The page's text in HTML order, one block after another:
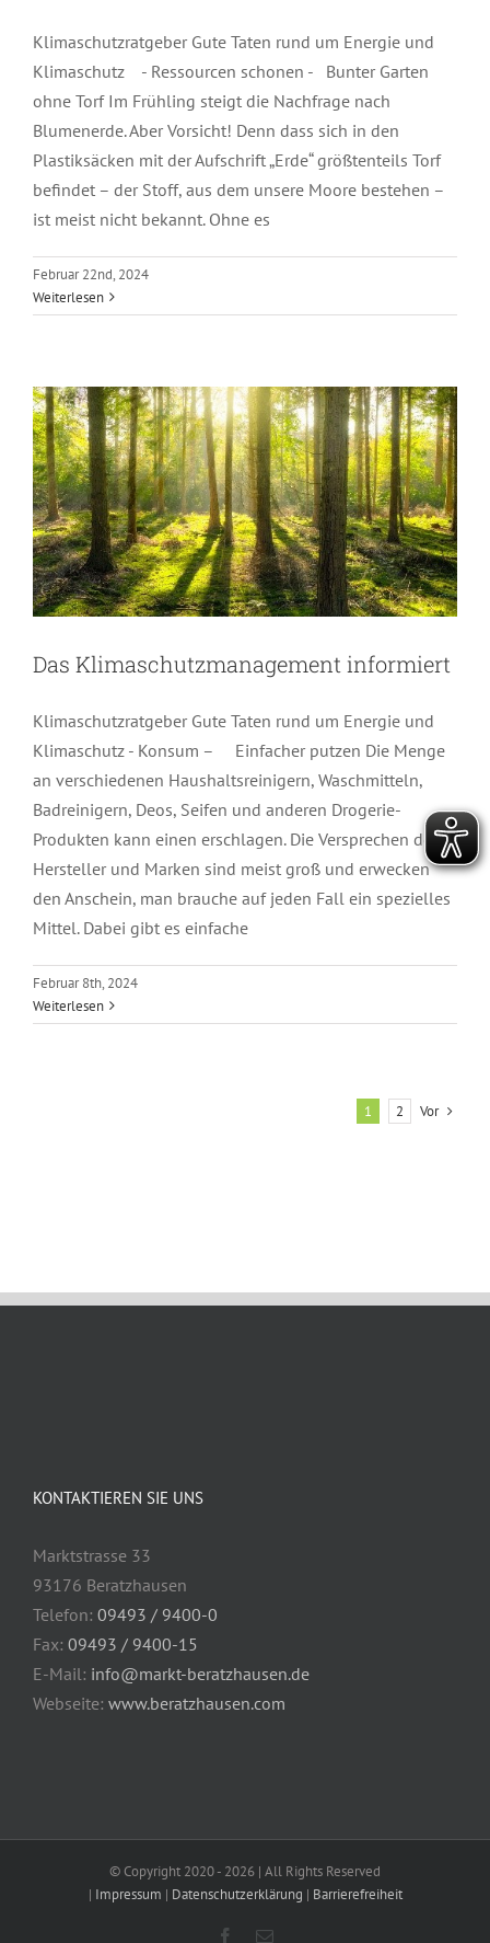
Klimaschutzratgeber Gute Taten rund um Energie und
Klimaschutz - Ressourcen schonen - Bunter Garten
ohne Torf Im Frühling steigt die Nachfrage nach
Blumenerde. Aber Vorsicht! Denn dass sich in den
Plastiksäcken mit der Aufschrift „Erde“ größtenteils Torf
befindet – der Stoff, aus dem unsere Moore bestehen –
ist meist nicht bekannt. Ohne es
Februar 22nd, 2024
Weiterlesen
Das Klimaschutzmanagement
Das Klimaschutzmanagement informiert
Klimaschutzratgeber Gute Taten rund um Energie und
Klimaschutz - Konsum – Einfacher putzen Die Menge
an verschiedenen Haushaltsreinigern, Waschmitteln,
Badreinigern, Deos, Seifen und anderen Drogerie-
Produkten kann einen erschlagen. Die Versprechen der
Hersteller und Marken sind meist groß und erwecken
den Anschein, man brauche auf jeden Fall ein spezielles
Mittel. Dabei gibt es einfache
Februar 8th, 2024
Weiterlesen
1 2 Vor
KONTAKTIEREN SIE UNS
Marktstrasse 33
93176 Beratzhausen
Telefon: 09493 / 9400-0
Fax: 09493 / 9400-15
E-Mail: info@markt-beratzhausen.de
Webseite: www.beratzhausen.com
© Copyright 2020 - 2026 | All Rights Reserved
| Impressum | Datenschutzerklärung | Barrierefreiheit
Facebook
E-